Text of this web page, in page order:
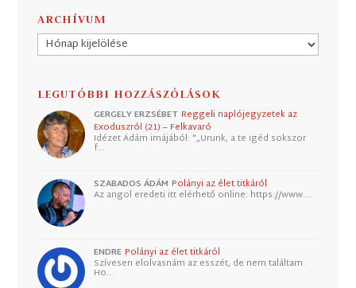
ARCHÍVUM
Archívum
LEGUTÓBBI HOZZÁSZÓLÁSOK
GERGELY ERZSÉBET Reggeli naplójegyzetek az
Exoduszról (21) – Felkavaró
Idézet Ádám imájából: "„Urunk, a te igéd sokszor
f…
SZABADOS ÁDÁM Polányi az élet titkáról
Az angol eredeti itt elérhető online: https://www.…
ENDRE Polányi az élet titkáról
Szívesen elolvasnám az esszét, de nem találtam.
Ho…